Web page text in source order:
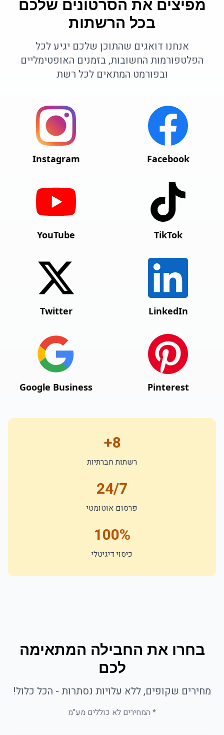
מפיצים את הסרטונים שלכם
בכל הרשתות
אנחנו דואגים שהתוכן שלכם יגיע לכל
הפלטפורמות החשובות, בזמנים האופטימליים
ובפורמט המתאים לכל רשת
Facebook
Instagram
TikTok
YouTube
LinkedIn
Twitter
Pinterest
Google Business
8+
רשתות חברתיות
24/7
פרסום אוטומטי
100%
כיסוי דיגיטלי
בחרו את החבילה המתאימה
לכם
מחירים שקופים, ללא עלויות נסתרות - הכל כלול!
* המחירים לא כוללים מע"מ